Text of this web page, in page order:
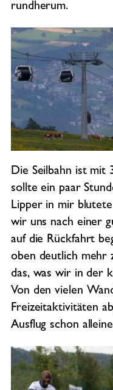
rundherum.
No Caption
Die Seilbahn ist mit
sollte ein paar
Lipper in mir blutete
wir uns nach einer
auf die Rückfahrt
oben deutlich mehr
das, was wir in der
Von den vielen
Freizeitaktivitäten
Ausflug schon